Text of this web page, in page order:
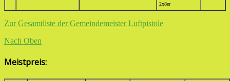
2x8er
Zur Gesamtliste der Gemeindemeister Luftpistole
Nach Oben
Meistpreis: